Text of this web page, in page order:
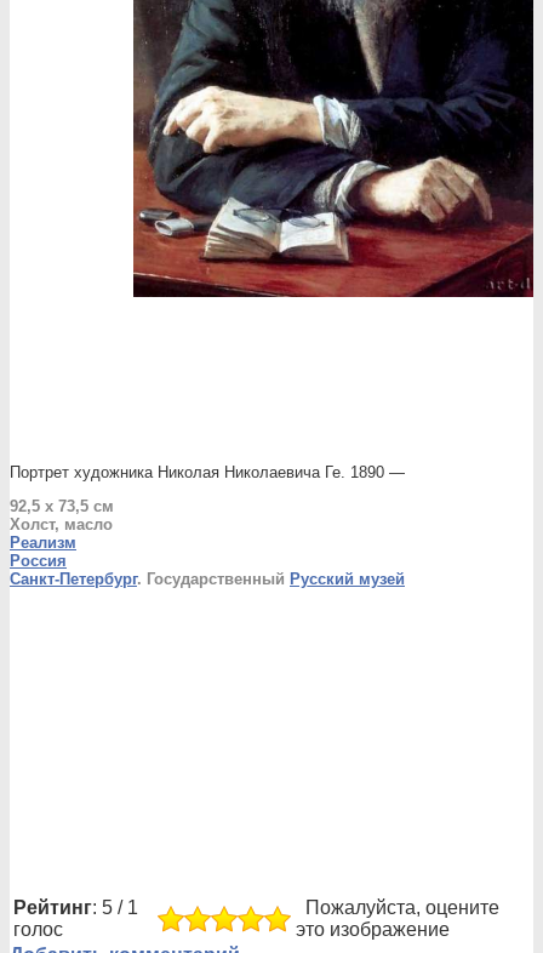
Портрет художника Николая Николаевича Ге. 1890 —
92,5 x 73,5 см
Холст, масло
Реализм
Россия
Санкт-Петербург. Государственный Русский музей
Рейтинг: 5 / 1
голос
Пожалуйста, оцените
это изображение